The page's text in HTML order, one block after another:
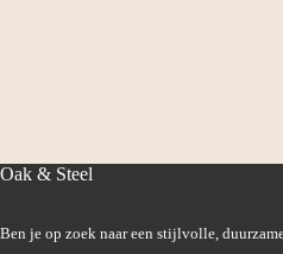
Oak & Steel
Ben je op zoek naar een stijlvolle,